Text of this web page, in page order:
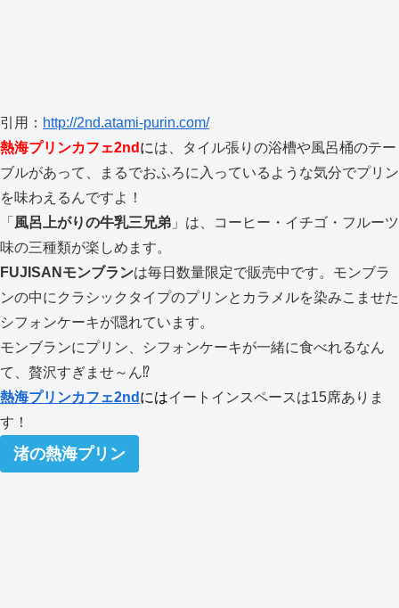
引用： http://2nd.atami-purin.com/
熱海プリンカフェ2nd には、タイル張りの浴槽や風呂桶のテー
ブルがあって、まるでおふろに入っているような気分でプリン
を味わえるんですよ！
「 風呂上がりの牛乳三兄弟 」は、コーヒー・イチゴ・フルーツ
味の三種類が楽しめます。
FUJISANモンブランは毎日数量限定で販売中です。モンブラ
ンの中にクラシックタイプのプリンとカラメルを染みこませた
シフォンケーキが隠れています。
モンブランにプリン、シフォンケーキが一緒に食べれるなん
て、贅沢すぎませ～ん⁉
熱海プリンカフェ2nd にはイートインスペースは15席ありま
す！
渚の熱海プリン